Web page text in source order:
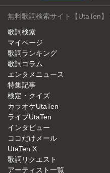
無料歌詞検索サイト【UtaTen】
歌詞検索
マイページ
歌詞ランキング
歌詞コラム
エンタメニュース
特集記事
検定・クイズ
カラオケUtaTen
ライブUtaTen
インタビュー
ココだけメール
UtaTen X
歌詞リクエスト
アーティスト一覧